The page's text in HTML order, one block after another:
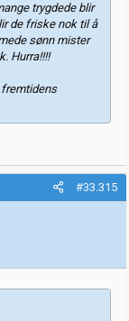
trygdede blir
de friske nok til å
sønn mister
Hurra!!!!
fremtidens
#33.315